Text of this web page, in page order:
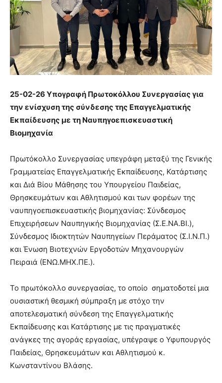
25-02-26 Υπογραφή Πρωτοκόλλου Συνεργασίας για
την ενίσχυση της σύνδεσης της Επαγγελματικής
Εκπαίδευσης με τη Ναυπηγοεπισκευαστική
Βιομηχανία
Πρωτόκολλο Συνεργασίας υπεγράφη μεταξύ της Γενικής
Γραμματείας Επαγγελματικής Εκπαίδευσης, Κατάρτισης
και Διά Βίου Μάθησης του Υπουργείου Παιδείας,
Θρησκευμάτων και Αθλητισμού και των φορέων της
ναυπηγοεπισκευαστικής βιομηχανίας: Σύνδεσμος
Επιχειρήσεων Ναυπηγικής Βιομηχανίας (Σ.Ε.ΝΑ.ΒΙ.),
Σύνδεσμος Ιδιοκτητών Ναυπηγείων Περάματος (Σ.Ι.Ν.Π.)
και Ένωση Βιοτεχνών Εργοδοτών Μηχανουργών
Πειραιά (ΕΝΩ.ΜΗΧ.ΠΕ.).
Το πρωτόκολλο συνεργασίας, το οποίο σηματοδοτεί μια
ουσιαστική θεσμική σύμπραξη με στόχο την
αποτελεσματική σύνδεση της Επαγγελματικής
Εκπαίδευσης και Κατάρτισης με τις πραγματικές
ανάγκες της αγοράς εργασίας, υπέγραψε ο Υφυπουργός
Παιδείας, Θρησκευμάτων και Αθλητισμού κ.
Κωνσταντίνου Βλάσης.